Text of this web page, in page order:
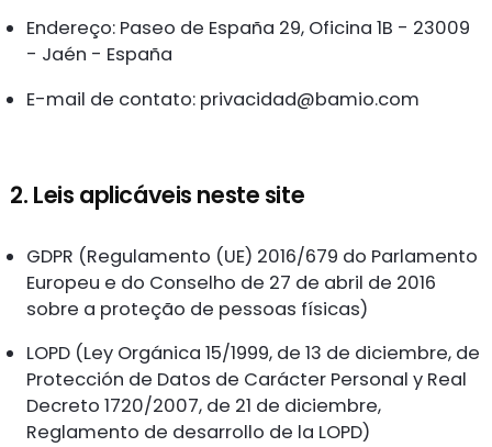
Endereço: Paseo de España 29, Oficina 1B - 23009
- Jaén - España
E-mail de contato: privacidad@bamio.com
2. Leis aplicáveis neste site
GDPR (Regulamento (UE) 2016/679 do Parlamento
Europeu e do Conselho de 27 de abril de 2016
sobre a proteção de pessoas físicas)
LOPD (Ley Orgánica 15/1999, de 13 de diciembre, de
Protección de Datos de Carácter Personal y Real
Decreto 1720/2007, de 21 de diciembre,
Reglamento de desarrollo de la LOPD)